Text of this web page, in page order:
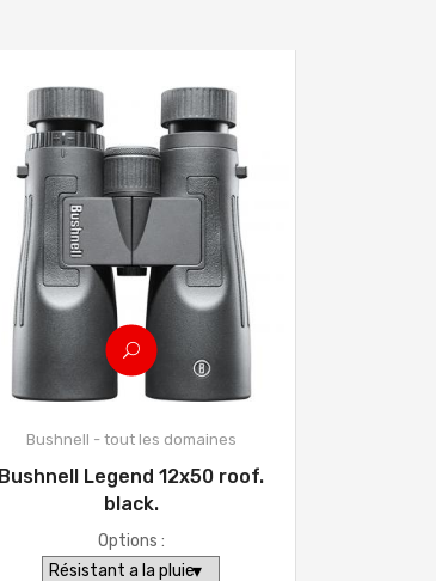
Bushnell - tout les domaines
Bushnell Legend 12x50 roof.
black.
Options :